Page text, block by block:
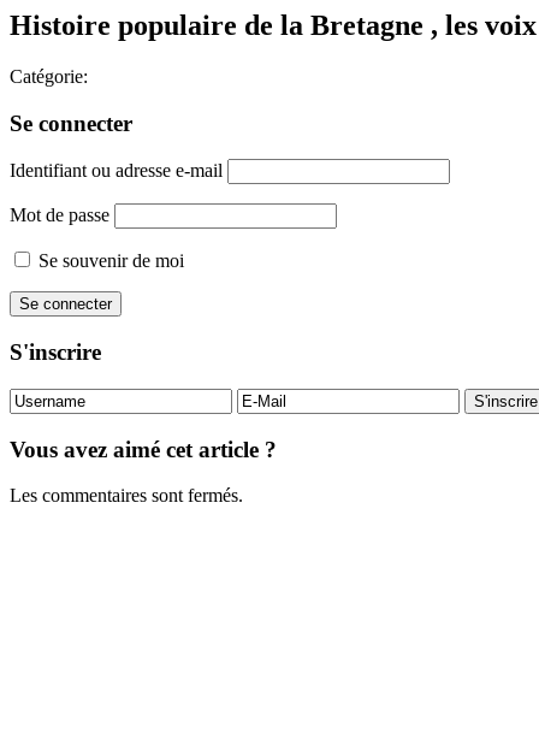
Histoire populaire de la Bretagne , les
Catégorie:
Se connecter
Identifiant ou adresse e-mail
Mot de passe
Se souvenir de moi
S'inscrire
Vous avez aimé cet article ?
Les commentaires sont fermés.